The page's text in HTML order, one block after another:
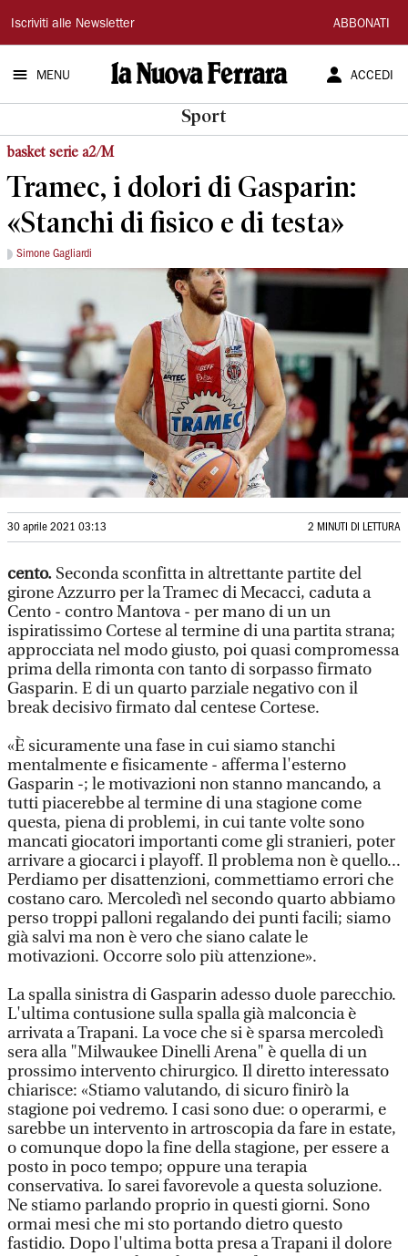
La
Nuova
Ferrara
Iscriviti alle Newsletter ABBONATI
MENU ACCEDI
Sport
basket serie a2/M
Tramec, i dolori di Gasparin:
«Stanchi di fisico e di testa»
Simone Gagliardi
30 aprile 2021 03:13 2 MINUTI DI LETTURA
cento. Seconda sconfitta in altrettante partite del
girone Azzurro per la Tramec di Mecacci, caduta a
Cento - contro Mantova - per mano di un un
ispiratissimo Cortese al termine di una partita strana;
approcciata nel modo giusto, poi quasi compromessa
prima della rimonta con tanto di sorpasso firmato
Gasparin. E di un quarto parziale negativo con il
break decisivo firmato dal centese Cortese.
«È sicuramente una fase in cui siamo stanchi
mentalmente e fisicamente - afferma l'esterno
Gasparin -; le motivazioni non stanno mancando, a
tutti piacerebbe al termine di una stagione come
questa, piena di problemi, in cui tante volte sono
mancati giocatori importanti come gli stranieri, poter
arrivare a giocarci i playoff. Il problema non è quello...
Perdiamo per disattenzioni, commettiamo errori che
costano caro. Mercoledì nel secondo quarto abbiamo
perso troppi palloni regalando dei punti facili; siamo
già salvi ma non è vero che siano calate le
motivazioni. Occorre solo più attenzione».
La spalla sinistra di Gasparin adesso duole parecchio.
L'ultima contusione sulla spalla già malconcia è
arrivata a Trapani. La voce che si è sparsa mercoledì
sera alla "Milwaukee Dinelli Arena" è quella di un
prossimo intervento chirurgico. Il diretto interessato
chiarisce: «Stiamo valutando, di sicuro finirò la
stagione poi vedremo. I casi sono due: o operarmi, e
sarebbe un intervento in artroscopia da fare in estate,
o comunque dopo la fine della stagione, per essere a
posto in poco tempo; oppure una terapia
conservativa. Io sarei favorevole a questa soluzione.
Ne stiamo parlando proprio in questi giorni. Sono
ormai mesi che mi sto portando dietro questo
fastidio. Dopo l'ultima botta presa a Trapani il dolore